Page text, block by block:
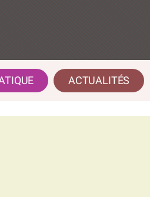
ACTUALITÉS